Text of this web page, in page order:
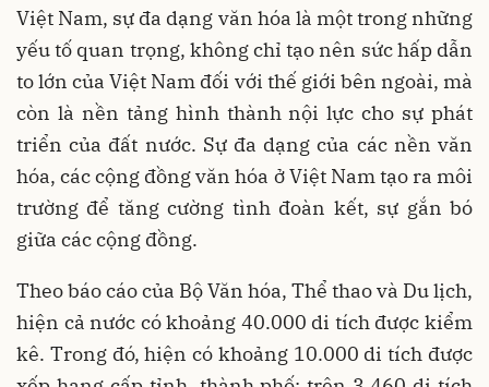
Việt Nam, sự đa dạng văn hóa là một trong những
yếu tố quan trọng, không chỉ tạo nên sức hấp dẫn
to lớn của Việt Nam đối với thế giới bên ngoài, mà
còn là nền tảng hình thành nội lực cho sự phát
triển của đất nước. Sự đa dạng của các nền văn
hóa, các cộng đồng văn hóa ở Việt Nam tạo ra môi
trường để tăng cường tình đoàn kết, sự gắn bó
giữa các cộng đồng.
Theo báo cáo của Bộ Văn hóa, Thể thao và Du lịch,
hiện cả nước có khoảng 40.000 di tích được kiểm
kê. Trong đó, hiện có khoảng 10.000 di tích được